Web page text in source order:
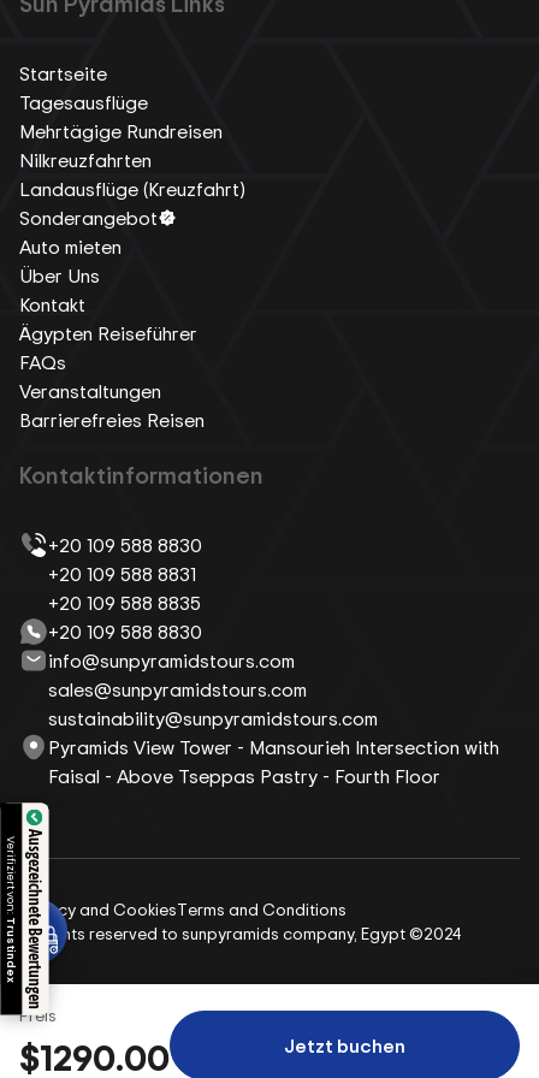
Preis
$1290.00 Jetzt buchen
Startseite
Tagesausflüge
Mehrtägige Rundreisen
Nilkreuzfahrten
Landausflüge (Kreuzfahrt)
Sonderangebot
Auto mieten
Über Uns
Kontakt
Ägypten Reiseführer
FAQs
Veranstaltungen
Barrierefreies Reisen
Kontaktinformationen
+20 109 588 8830
+20 109 588 8831
+20 109 588 8835
+20 109 588 8830
info@sunpyramidstours.com
sales@sunpyramidstours.com
sustainability@sunpyramidstours.com
Pyramids View Tower - Mansourieh Intersection with
Faisal - Above Tseppas Pastry - Fourth Floor
All rights reserved to sunpyramids company, Egypt ©2024
Privacy and CookiesTerms and Conditions
Ausgezeichnete Bewertungen
Verifiziert von:
Trustindex